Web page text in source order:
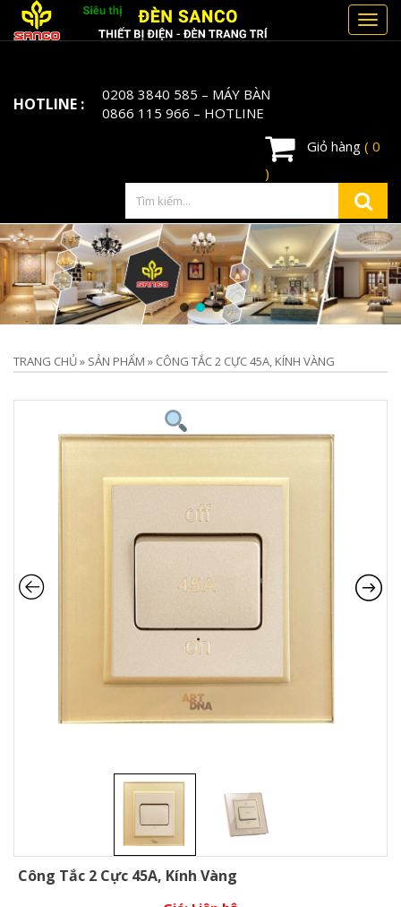
HOTLINE : 0208 3840 585 – MÁY BÀN
0866 115 966 – HOTLINE
Giỏ hàng ( 0
)
TRANG CHỦ» SẢN PHẨM » CÔNG TẮC 2 CỰC 45A, KÍNH VÀNG
Công Tắc 2 Cực 45A, Kính Vàng